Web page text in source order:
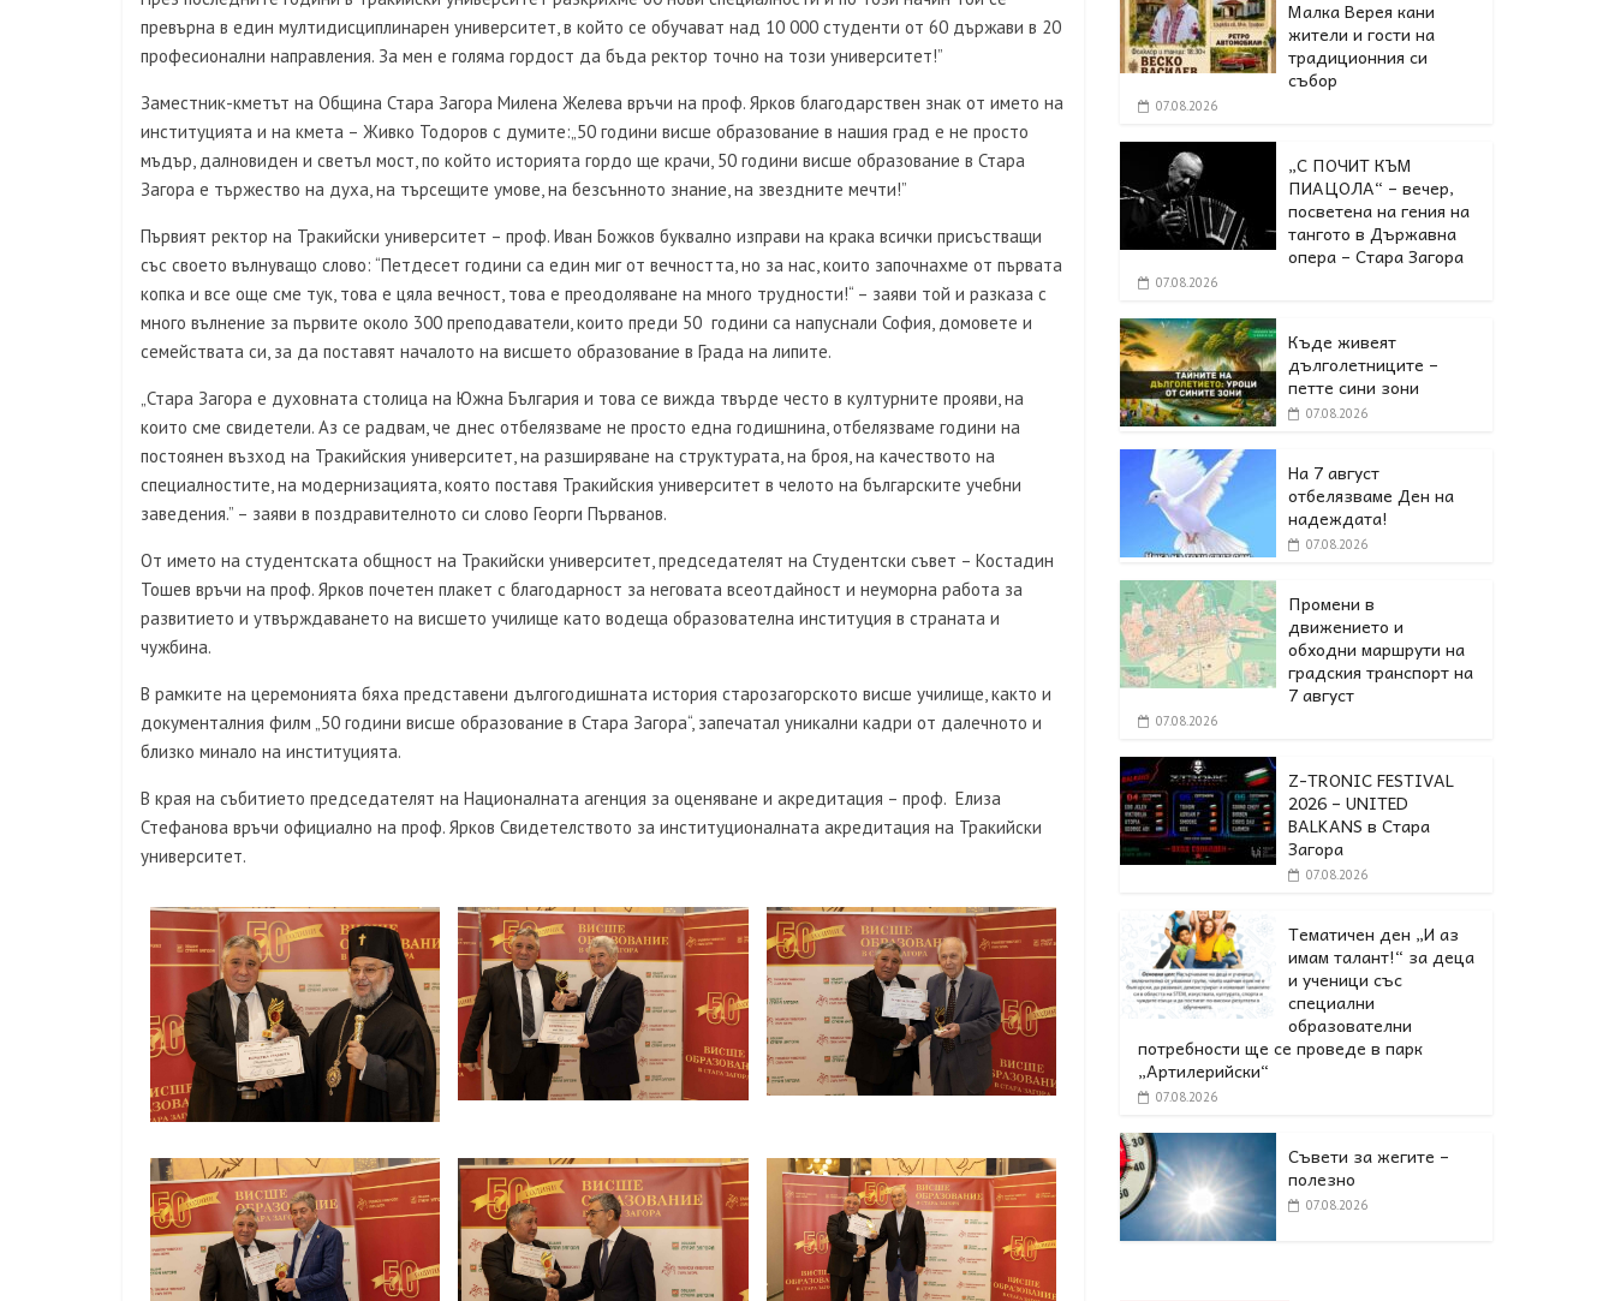
превърна в един мултидисциплинарен университет, в който се обучават над 10 000 студенти от 60 държави в 20
професионални направления. За мен е голяма гордост да бъда ректор точно на този университет!”
Заместник-кметът на Община Стара Загора Милена Желева връчи на проф. Ярков благодарствен знак от името на
институцията и на кмета – Живко Тодоров с думите:„50 години висше образование в нашия град е не просто
мъдър, далновиден и светъл мост, по който историята гордо ще крачи, 50 години висше образование в Стара
Загора е тържество на духа, на търсещите умове, на безсънното знание, на звездните мечти!”
Първият ректор на Тракийски университет – проф. Иван Божков буквално изправи на крака всички присъстващи
със своето вълнуващо слово: “Петдесет години са един миг от вечността, но за нас, които започнахме от първата
копка и все още сме тук, това е цяла вечност, това е преодоляване на много трудности!“ – заяви той и разказа с
много вълнение за първите около 300 преподаватели, които преди 50 години са напуснали София, домовете и
семействата си, за да поставят началото на висшето образование в Града на липите.
„Стара Загора е духовната столица на Южна България и това се вижда твърде често в културните прояви, на
които сме свидетели. Аз се радвам, че днес отбелязваме не просто една годишнина, отбелязваме години на
постоянен възход на Тракийския университет, на разширяване на структурата, на броя, на качеството на
специалностите, на модернизацията, която поставя Тракийския университет в челото на българските учебни
заведения.” – заяви в поздравителното си слово Георги Първанов.
От името на студентската общност на Тракийски университет, председателят на Студентски съвет – Костадин
Тошев връчи на проф. Ярков почетен плакет с благодарност за неговата всеотдайност и неуморна работа за
развитието и утвърждаването на висшето училище като водеща образователна институция в страната и
чужбина.
В рамките на церемонията бяха представени дългогодишната история старозагорското висше училище, както и
документалния филм „50 години висше образование в Стара Загора“, запечатал уникални кадри от далечното и
близко минало на институцията.
В края на събитието председателят на Националната агенция за оценяване и акредитация – проф. Елиза
Стефанова връчи официално на проф. Ярков Свидетелството за институционалната акредитация на Тракийски
университет.
Малка Верея кани
жители и гости на
традиционния си
събор
07.08.2026
„С ПОЧИТ КЪМ
ПИАЦОЛА“ – вечер,
посветена на гения на
тангото в Държавна
опера – Стара Загора
07.08.2026
Къде живеят
дълголетниците –
петте сини зони
07.08.2026
На 7 август
отбелязваме Ден на
надеждата!
07.08.2026
Промени в
движението и
обходни маршрути на
градския транспорт на
7 август
07.08.2026
Z-TRONIC FESTIVAL
2026 – UNITED
BALKANS в Стара
Загора
07.08.2026
Тематичен ден „И аз
имам талант!“ за деца
и ученици със
специални
образователни
потребности ще се проведе в парк
„Артилерийски“
07.08.2026
Съвети за жегите –
полезно
07.08.2026